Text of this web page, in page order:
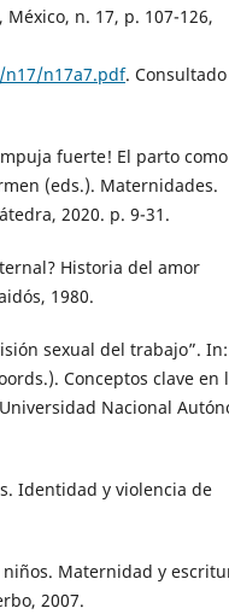
n. 17, p. 107-126,
n17a7.pdf.
fuerte! El parto como
(eds.). Maternidades.
2020. p. 9-31.
Historia del amor
1980.
sexual del trabajo”. In:
Conceptos clave en
Nacional
Identidad y violencia de
niños. Maternidad y
2007.